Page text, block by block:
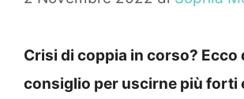
Crisi di coppia in corso? Ecco
consiglio per uscirne più forti